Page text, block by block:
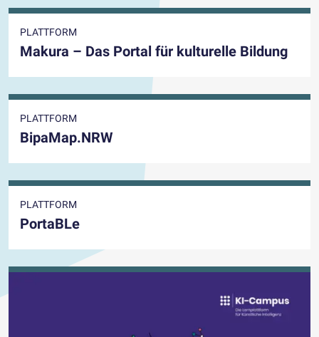
PLATTFORM
Makura – Das Portal für kulturelle Bildung
PLATTFORM
BipaMap.NRW
PLATTFORM
PortaBLe